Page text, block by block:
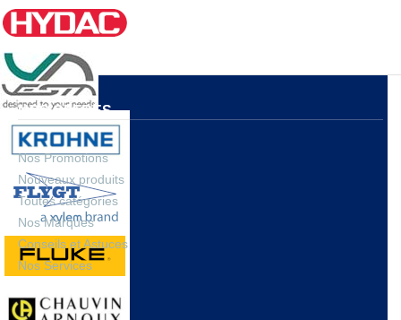
NOS OFFRES
Nos Promotions
Nouveaux produits
Toutes catégories
Nos Marques
Conseils et Astuces
Nos Services